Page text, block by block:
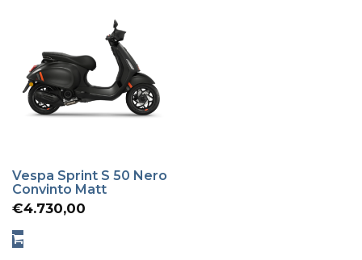
Vespa Sprint S 50 Nero
Convinto Matt
€4.730,00